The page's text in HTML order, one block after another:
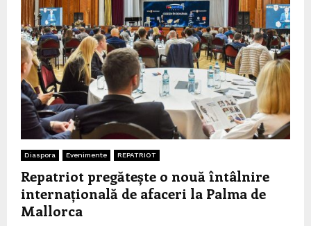
Diaspora Evenimente REPATRIOT
Repatriot pregătește o nouă întâlnire
internațională de afaceri la Palma de
Mallorca